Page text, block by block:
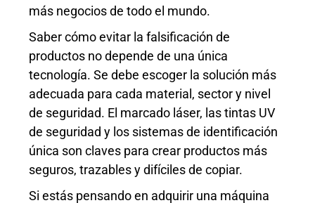
más negocios de todo el mundo.
Saber cómo evitar la falsificación de
productos no depende de una única
tecnología. Se debe escoger la solución más
adecuada para cada material, sector y nivel
de seguridad. El marcado láser, las tintas UV
de seguridad y los sistemas de identificación
única son claves para crear productos más
seguros, trazables y difíciles de copiar.
Si estás pensando en adquirir una máquina